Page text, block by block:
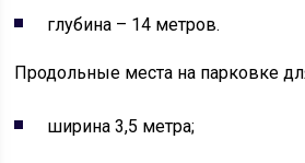
глубина – 14 метров.
Продольные места на парковке
ширина 3,5 метра;